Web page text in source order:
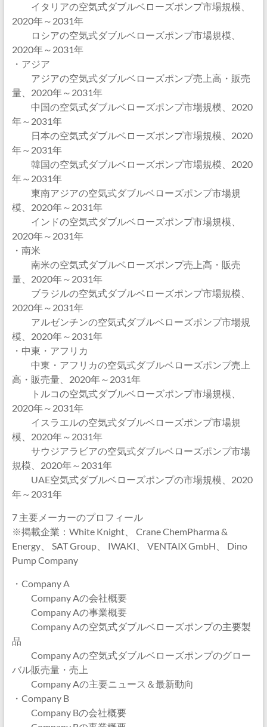
イタリアの空気式ダブルベローズポンプ市場規模、
2020年～2031年
ロシアの空気式ダブルベローズポンプ市場規模、
2020年～2031年
・アジア
アジアの空気式ダブルベローズポンプ売上高・販売
量、2020年～2031年
中国の空気式ダブルベローズポンプ市場規模、2020
年～2031年
日本の空気式ダブルベローズポンプ市場規模、2020
年～2031年
韓国の空気式ダブルベローズポンプ市場規模、2020
年～2031年
東南アジアの空気式ダブルベローズポンプ市場規
模、2020年～2031年
インドの空気式ダブルベローズポンプ市場規模、
2020年～2031年
・南米
南米の空気式ダブルベローズポンプ売上高・販売
量、2020年～2031年
ブラジルの空気式ダブルベローズポンプ市場規模、
2020年～2031年
アルゼンチンの空気式ダブルベローズポンプ市場規
模、2020年～2031年
・中東・アフリカ
中東・アフリカの空気式ダブルベローズポンプ売上
高・販売量、2020年～2031年
トルコの空気式ダブルベローズポンプ市場規模、
2020年～2031年
イスラエルの空気式ダブルベローズポンプ市場規
模、2020年～2031年
サウジアラビアの空気式ダブルベローズポンプ市場
規模、2020年～2031年
UAE空気式ダブルベローズポンプの市場規模、2020
年～2031年
7 主要メーカーのプロフィール
※掲載企業：White Knight、 Crane ChemPharma &
Energy、 SAT Group、 IWAKI、 VENTAIX GmbH、 Dino
Pump Company
・Company A
Company Aの会社概要
Company Aの事業概要
Company Aの空気式ダブルベローズポンプの主要製
品
Company Aの空気式ダブルベローズポンプのグロー
バル販売量・売上
Company Aの主要ニュース＆最新動向
・Company B
Company Bの会社概要